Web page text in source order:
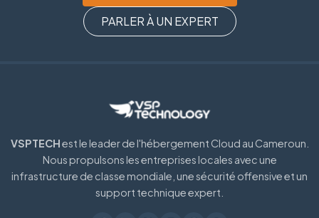
PARLER À UN EXPERT
VSPTECHest le leader de l'hébergement Cloud au Cameroun.
Nous propulsons les entreprises locales avec une
infrastructure de classe mondiale, une sécurité offensive et un
support technique expert.